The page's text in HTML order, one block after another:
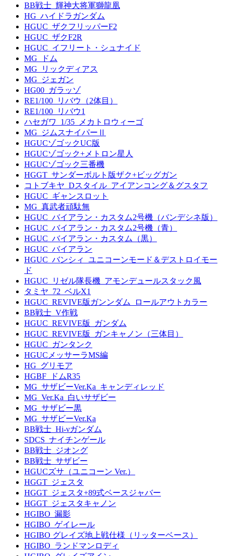
BB戦士_輝神大将軍獅龍凰
HG_ハイドラガンダム
HGUC_ザクフリッパーF2
HGUC_ザクF2R
HGUC_イフリート・シュナイド
MG_ドム
MG_リックディアス
MG_ジェガン
HG00_ガラッゾ
RE1/100_リバウ（2体目）
RE1/100_リバウ1
ハセガワ_1/35_メカトロウィーゴ
MG_ジムスナイパーⅡ
HGUCゾゴックUC版
HGUCゾゴック+メトロン星人
HGUCゾゴック三番機
HGGT_サンダーボルト版ザク+ビッグガン
コトブキヤ_Dスタイル_アイアンコング＆グスタフ
HGUC_ギャンスロット
MG_真武者頑駄無
HGUC_バイアラン・カスタム2号機（バンデシネ版）
HGUC_バイアラン・カスタム2号機（青）
HGUC_バイアラン・カスタム（黒）
HGUC_バイアラン
HGUC_バンシィ_ユニコーンモード＆デストロイモー
ド
HGUC_リゼル隊長機_アモンデュールスタック風
タミヤ_72_ベルX1
HGUC_REVIVE版ガンンダム_ロールアウトカラー
BB戦士_V作戦
HGUC_REVIVE版_ガンダム
HGUC_REVIVE版_ガンキャノン（三体目）
HGUC_ガンタンク
HGUCメッサーラMS編
HG_グリモア
HGBF_ドムR35
MG_サザビーVer.Ka_キャンディレッド
MG_Ver.Ka_白いサザビー
MG_サザビー黒
MG_サザビーVer.Ka
BB戦士_Hi-νガンダム
SDCS_ナイチンゲール
BB戦士_ジオング
BB戦士_サザビー
HGUCズサ（ユニコーン Ver.）
HGGT_ジェスタ
HGGT_ジェスタ+89式ベースジャバー
HGGT_ジェスタキャノン
HGIBO_漏影
HGIBO_ゲイレール
HGIBO グレイズ地上戦仕様（リッターベース）
HGIBO_ランドマンロディ